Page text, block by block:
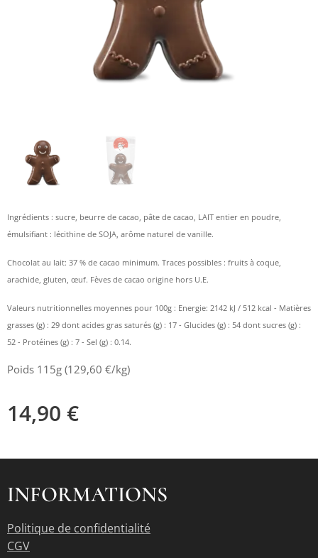
Ingrédients : sucre, beurre de cacao, pâte de cacao, LAIT entier en poudre,
émulsifiant : lécithine de SOJA, arôme naturel de vanille.
Chocolat au lait: 37 % de cacao minimum. Traces possibles : fruits à coque,
arachide, gluten, œuf. Fèves de cacao origine hors U.E.
Valeurs nutritionnelles moyennes pour 100g : Energie: 2142 kJ / 512 kcal - Matières
grasses (g) : 29 dont acides gras saturés (g) : 17 - Glucides (g) : 54 dont sucres (g) :
52 - Protéines (g) : 7 - Sel (g) : 0.14.
Poids 115g (129,60 €/kg)
14,90 €
INFORMATIONS
Politique de confidentialité
CGV